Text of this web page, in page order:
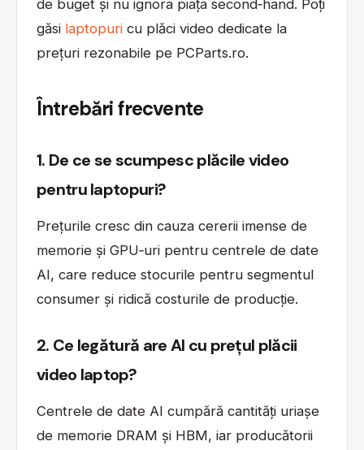
de buget și nu ignora piața second‑hand. Poți
găsi laptopuri cu plăci video dedicate la
prețuri rezonabile pe PCParts.ro.
Întrebări frecvente
1. De ce se scumpesc plăcile video
pentru laptopuri?
Prețurile cresc din cauza cererii imense de
memorie și GPU‑uri pentru centrele de date
AI, care reduce stocurile pentru segmentul
consumer și ridică costurile de producție.
2. Ce legătură are AI cu prețul plăcii
video laptop?
Centrele de date AI cumpără cantități uriașe
de memorie DRAM și HBM, iar producătorii